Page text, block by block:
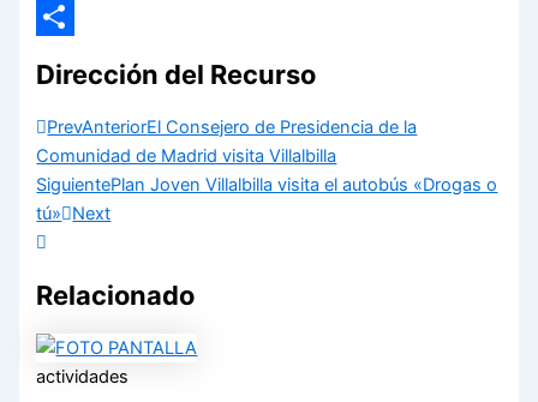
Email
Dirección del Recurso
PrevAnteriorEl Consejero de Presidencia de la
Comunidad de Madrid visita Villalbilla
SiguientePlan Joven Villalbilla visita el autobús «Drogas o
tú»
Next
Relacionado
actividades